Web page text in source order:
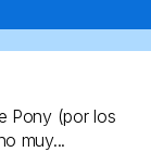
Pony (por los
muy...